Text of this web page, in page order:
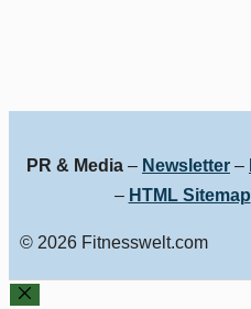
PR & Media – Newsletter –
– HTML Sitemap
© 2026 Fitnesswelt.com